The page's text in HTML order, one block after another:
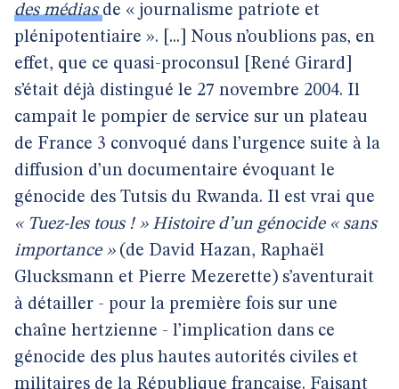
des médiasde « journalisme patriote et
plénipotentiaire ». [...] Nous n’oublions pas, en
effet, que ce quasi-proconsul [René Girard]
s’était déjà distingué le 27 novembre 2004. Il
campait le pompier de service sur un plateau
de France 3 convoqué dans l’urgence suite à la
diffusion d’un documentaire évoquant le
génocide des Tutsis du Rwanda. Il est vrai que
« Tuez-les tous ! » Histoire d’un génocide « sans
importance »(de David Hazan, Raphaël
Glucksmann et Pierre Mezerette) s’aventurait
à détailler - pour la première fois sur une
chaîne hertzienne - l’implication dans ce
génocide des plus hautes autorités civiles et
militaires de la République française. Faisant